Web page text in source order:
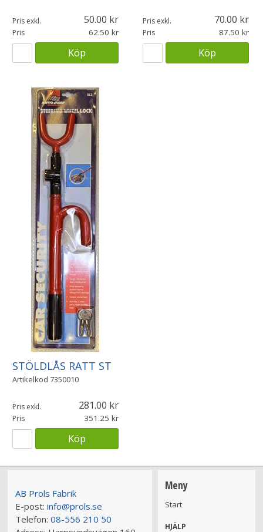
Pris exkl. 50.00
Pris 62.50
Köp
Pris exkl. 70.00
Pris 87.50
Köp
STÖLDLÅS RATT ST
Artikelkod 7350010
Pris exkl. 281.00
Pris 351.25
Köp
AB Prols Fabrik
E-post: info@prols.se
Telefon: 08-556 210 50
Meny
Start
HJÄLP